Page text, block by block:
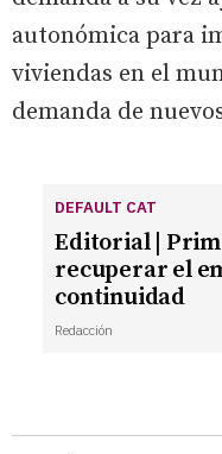
autonómica para
viviendas en el
demanda de
DEFAULT CAT
Editorial |
recuperar el
continuidad
Redacción